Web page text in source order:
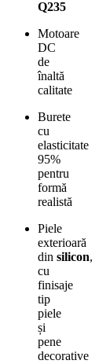
Q235
Motoare
DC
de
înaltă
calitate
Burete
cu
elasticitate
95%
pentru
formă
realistă
Piele
exterioară
din silicon,
cu
finisaje
tip
piele
și
pene
decorative